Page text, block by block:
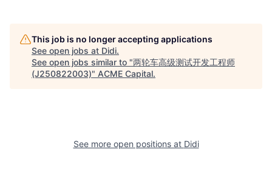
This job is no longer accepting applications
See open jobs at Didi.
See open jobs similar to "两轮车高级测试开发工程师
(J250822003)" ACME Capital.
See more open positions at Didi